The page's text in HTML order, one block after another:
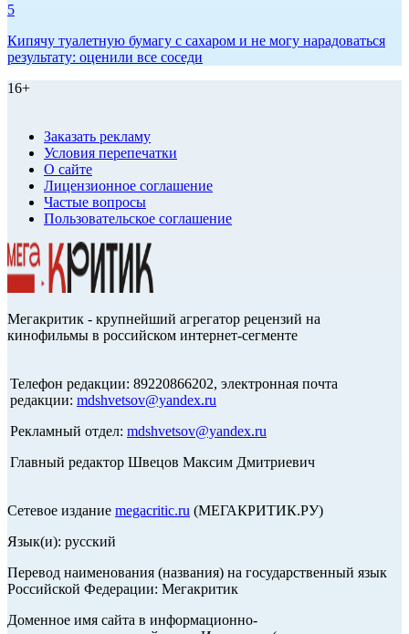
5
Кипячу туалетную бумагу с сахаром и не могу нарадоваться
результату: оценили все соседи
16+
Заказать рекламу
Условия перепечатки
О сайте
Лицензионное соглашение
Частые вопросы
Пользовательское соглашение
Мегакритик - крупнейший агрегатор рецензий на
кинофильмы в российском интернет-сегменте
Телефон редакции: 89220866202, электронная почта
редакции: mdshvetsov@yandex.ru
Рекламный отдел: mdshvetsov@yandex.ru
Главный редактор Швецов Максим Дмитриевич
Сетевое издание megacritic.ru (МЕГАКРИТИК.РУ)
Язык(и): русский
Перевод наименования (названия) на государственный язык
Российской Федерации: Мегакритик
Доменное имя сайта в информационно-